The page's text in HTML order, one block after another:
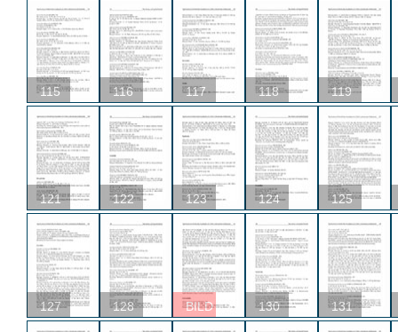
115 116 117 118 119
121 122 123 124 125
127 128 BILD 130 131